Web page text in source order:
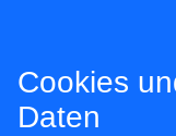
Cookies
Daten